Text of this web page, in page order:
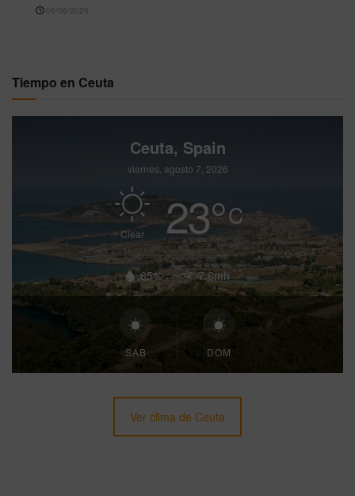
06/08/2026
Tiempo en Ceuta
Ceuta, Spain
viernes, agosto 7, 2026
Clear 23°C
65% 7.6mh
SÁB DOM
Ver clima de Ceuta